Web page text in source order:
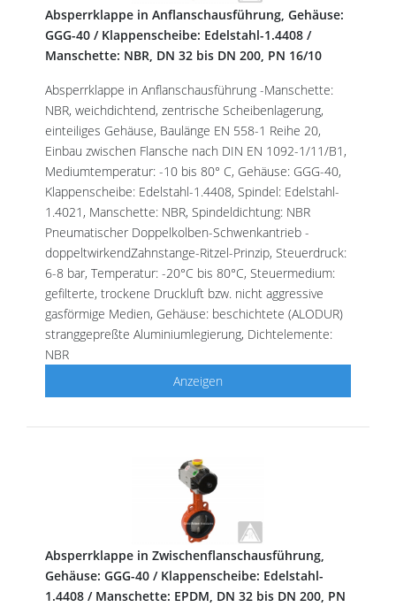
Absperrklappe in Anflanschausführung, Gehäuse:
GGG-40 / Klappenscheibe: Edelstahl-1.4408 /
Manschette: NBR, DN 32 bis DN 200, PN 16/10
Absperrklappe in Anflanschausführung -Manschette:
NBR, weichdichtend, zentrische Scheibenlagerung,
einteiliges Gehäuse, Baulänge EN 558-1 Reihe 20,
Einbau zwischen Flansche nach DIN EN 1092-1/11/B1,
Mediumtemperatur: -10 bis 80° C, Gehäuse: GGG-40,
Klappenscheibe: Edelstahl-1.4408, Spindel: Edelstahl-
1.4021, Manschette: NBR, Spindeldichtung: NBR
Pneumatischer Doppelkolben-Schwenkantrieb -
doppeltwirkendZahnstange-Ritzel-Prinzip, Steuerdruck:
6-8 bar, Temperatur: -20°C bis 80°C, Steuermedium:
gefilterte, trockene Druckluft bzw. nicht aggressive
gasförmige Medien, Gehäuse: beschichtete (ALODUR)
stranggepreßte Aluminiumlegierung, Dichtelemente:
NBR
Anzeigen
Absperrklappe in Zwischenflanschausführung,
Gehäuse: GGG-40 / Klappenscheibe: Edelstahl-
1.4408 / Manschette: EPDM, DN 32 bis DN 200, PN